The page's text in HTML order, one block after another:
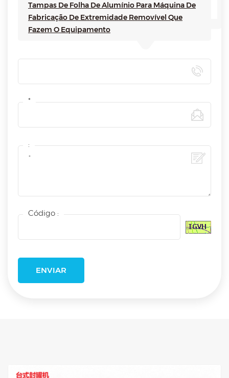
Tampas De Folha De Alumínio Para Máquina De
Fabricação De Extremidade Removível Que
Fazem O Equipamento
*
:
Código :